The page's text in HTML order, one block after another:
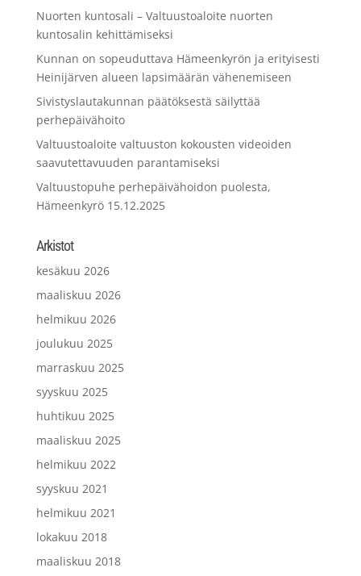
Nuorten kuntosali – Valtuustoaloite nuorten
kuntosalin kehittämiseksi
Kunnan on sopeuduttava Hämeenkyrön ja erityisesti
Heinijärven alueen lapsimäärän vähenemiseen
Sivistyslautakunnan päätöksestä säilyttää
perhepäivähoito
Valtuustoaloite valtuuston kokousten videoiden
saavutettavuuden parantamiseksi
Valtuustopuhe perhepäivähoidon puolesta,
Hämeenkyrö 15.12.2025
Arkistot
kesäkuu 2026
maaliskuu 2026
helmikuu 2026
joulukuu 2025
marraskuu 2025
syyskuu 2025
huhtikuu 2025
maaliskuu 2025
helmikuu 2022
syyskuu 2021
helmikuu 2021
lokakuu 2018
maaliskuu 2018